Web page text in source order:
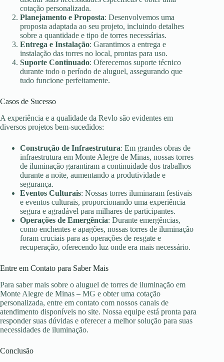
cotação personalizada.
Planejamento e Proposta: Desenvolvemos uma
proposta adaptada ao seu projeto, incluindo detalhes
sobre a quantidade e tipo de torres necessárias.
Entrega e Instalação: Garantimos a entrega e
instalação das torres no local, prontas para uso.
Suporte Continuado: Oferecemos suporte técnico
durante todo o período de aluguel, assegurando que
tudo funcione perfeitamente.
Casos de Sucesso
A experiência e a qualidade da Revlo são evidentes em
diversos projetos bem-sucedidos:
Construção de Infraestrutura: Em grandes obras de
infraestrutura em Monte Alegre de Minas, nossas torres
de iluminação garantiram a continuidade dos trabalhos
durante a noite, aumentando a produtividade e
segurança.
Eventos Culturais: Nossas torres iluminaram festivais
e eventos culturais, proporcionando uma experiência
segura e agradável para milhares de participantes.
Operações de Emergência: Durante emergências,
como enchentes e apagões, nossas torres de iluminação
foram cruciais para as operações de resgate e
recuperação, oferecendo luz onde era mais necessário.
Entre em Contato para Saber Mais
Para saber mais sobre o aluguel de torres de iluminação em
Monte Alegre de Minas – MG e obter uma cotação
personalizada, entre em contato com nossos canais de
atendimento disponíveis no site. Nossa equipe está pronta para
responder suas dúvidas e oferecer a melhor solução para suas
necessidades de iluminação.
Conclusão